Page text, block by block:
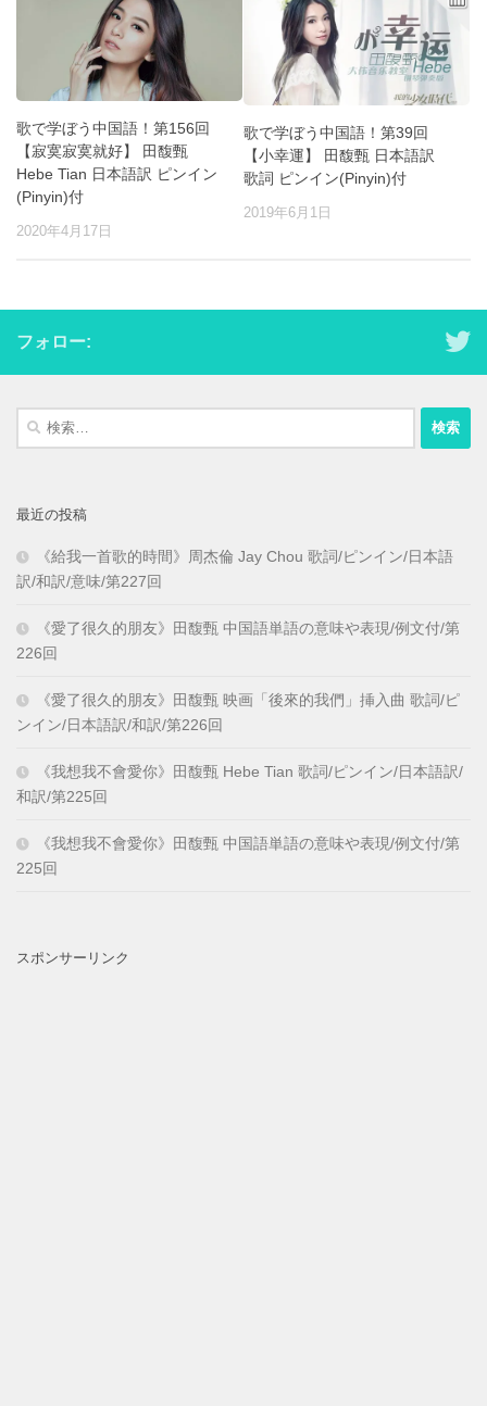
歌で学ぼう中国語！第156回
【寂寞寂寞就好】 田馥甄
Hebe Tian 日本語訳 ピンイン
(Pinyin)付
2020年4月17日
歌で学ぼう中国語！第39回
【小幸運】 田馥甄 日本語訳
歌詞 ピンイン(Pinyin)付
2019年6月1日
フォロー:
検
最近の投稿
《給我一首歌的時間》周杰倫 Jay Chou 歌詞/ピンイン/日本語
訳/和訳/意味/第227回
《愛了很久的朋友》田馥甄 中国語単語の意味や表現/例文付/第
226回
《愛了很久的朋友》田馥甄 映画「後來的我們」挿入曲 歌詞/ピ
ンイン/日本語訳/和訳/第226回
《我想我不會愛你》田馥甄 Hebe Tian 歌詞/ピンイン/日本語訳/
和訳/第225回
《我想我不會愛你》田馥甄 中国語単語の意味や表現/例文付/第
225回
スポンサーリンク